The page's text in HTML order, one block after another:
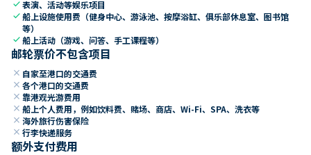
check表演、活动等娱乐项目
check船上设施使用费（健身中心、游泳池、按摩浴缸、俱乐部休息室、图书馆
等）
check船上活动（游戏、问答、手工课程等）
邮轮票价不包含项目
close 自家至港口的交通费
close 各个港口的交通费
close 靠港观光游费用
close 船上个人费用，例如饮料费、赌场、商店、Wi-Fi、SPA、洗衣等
close 海外旅行伤害保险
close 行李快递服务
额外支付费用